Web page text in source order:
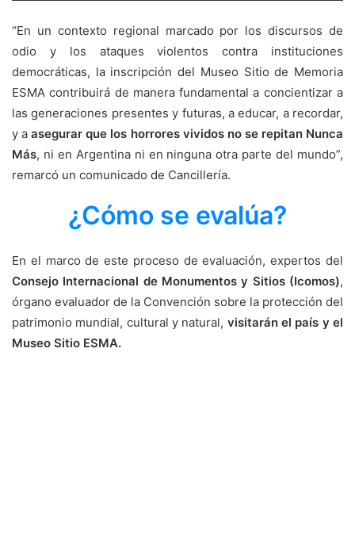
“En un contexto regional marcado por los discursos de
odio y los ataques violentos contra instituciones
democráticas, la inscripción del Museo Sitio de Memoria
ESMA contribuirá de manera fundamental a concientizar a
las generaciones presentes y futuras, a educar, a recordar,
y aasegurar que los horrores vividos no se repitan Nunca
Más, ni en Argentina ni en ninguna otra parte del mundo”,
remarcó un comunicado de Cancillería.
¿Cómo se evalúa?
En el marco de este proceso de evaluación, expertos del
Consejo Internacional de Monumentos y Sitios (Icomos),
órgano evaluador de la Convención sobre la protección del
patrimonio mundial, cultural y natural, visitarán el país y el
Museo Sitio ESMA.